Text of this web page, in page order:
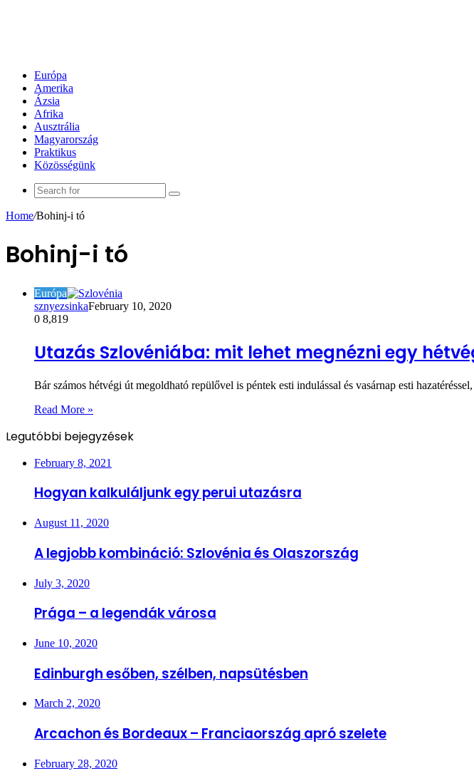
Európa
Amerika
Ázsia
Afrika
Ausztrália
Magyarország
Praktikus
Közösségünk
Search
Home/Bohinj-i tó
Bohinj-i tó
Európa
sznyezsinkaFebruary 10, 2020
0 8,819
Utazás Szlovéniába: mit lehet megnézni egy
Bár számos hétvégi út megoldható repülővel is péntek esti indulással és vasárnap esti
Read More »
Legutóbbi bejegyzések
February 8, 2021
Hogyan kalkuláljunk egy perui utazásra
August 11, 2020
A legjobb kombináció: Szlovénia és Olaszország
July 3, 2020
Prága – a legendák városa
June 10, 2020
Edinburgh esőben, szélben, napsütésben
March 2, 2020
Arcachon és Bordeaux – Franciaország apró szelete
February 28, 2020